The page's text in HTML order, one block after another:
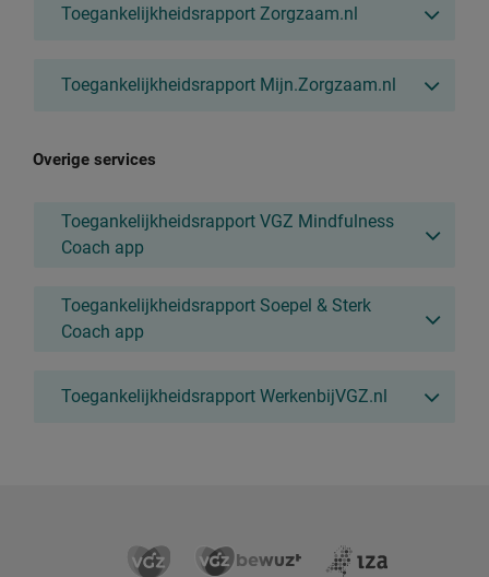
Toegankelijkheidsrapport Zorgzaam.nl
Toegankelijkheidsrapport Mijn.Zorgzaam.nl
Overige services
Toegankelijkheidsrapport VGZ Mindfulness
Coach app
Toegankelijkheidsrapport Soepel & Sterk
Coach app
Toegankelijkheidsrapport WerkenbijVGZ.nl